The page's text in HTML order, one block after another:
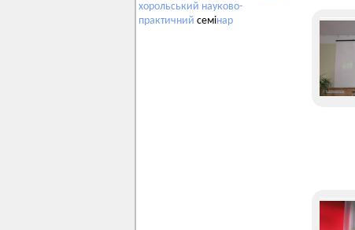
хорольський науково-
практичний семінар